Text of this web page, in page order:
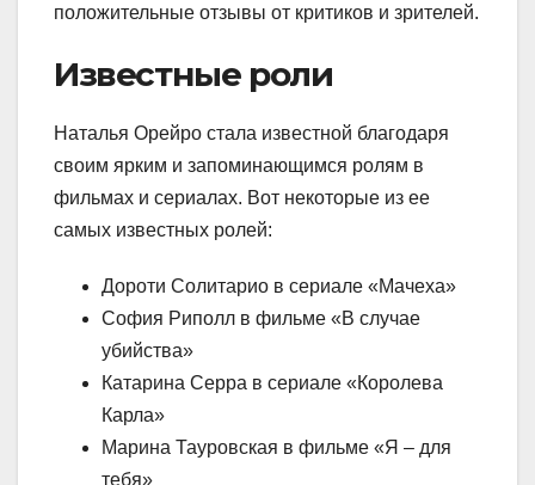
положительные отзывы от критиков и зрителей.
Известные роли
Наталья Орейро стала известной благодаря
своим ярким и запоминающимся ролям в
фильмах и сериалах. Вот некоторые из ее
самых известных ролей:
Дороти Солитарио в сериале «Мачеха»
София Риполл в фильме «В случае
убийства»
Катарина Серра в сериале «Королева
Карла»
Марина Тауровская в фильме «Я – для
тебя»